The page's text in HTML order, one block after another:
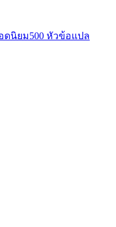
ดนิยม500 หัวข้อแปล